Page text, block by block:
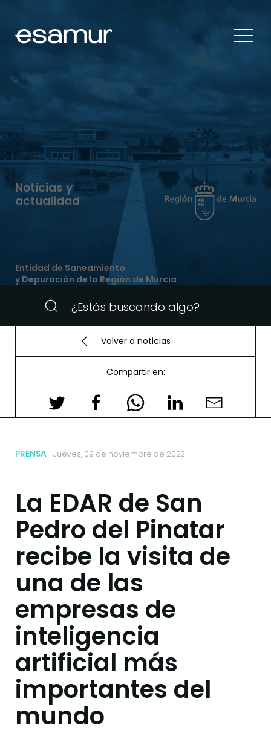
Noticias y
actualidad
Entidad de Saneamiento
y Depuración de la Región de Murcia
Volver a noticias
Compartir en:
PRENSA Jueves, 09 de noviembre de 2023
La EDAR de San
Pedro del Pinatar
recibe la visita de
una de las
empresas de
inteligencia
artificial más
importantes del
mundo